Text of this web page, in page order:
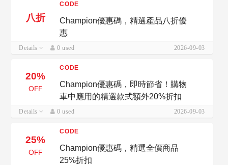
八折
CODE
Champion優惠碼，精選產品八折優
惠
Details 0 used 2026-09-03
20%
OFF
CODE
Champion優惠碼，即時節省！購物
車中應用的精選款式額外20%折扣
Details 0 used 2026-09-03
25%
OFF
CODE
Champion優惠碼，精選全價商品
25%折扣